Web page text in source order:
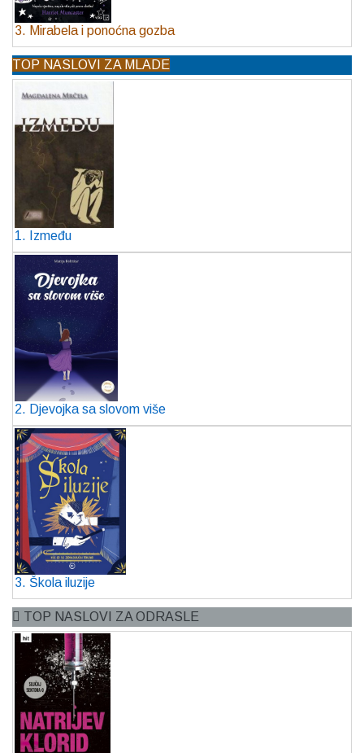
3. Mirabela i ponoćna gozba
TOP NASLOVI ZA MLADE
1. Između
2. Djevojka sa slovom više
3. Škola iluzije
TOP NASLOVI ZA ODRASLE